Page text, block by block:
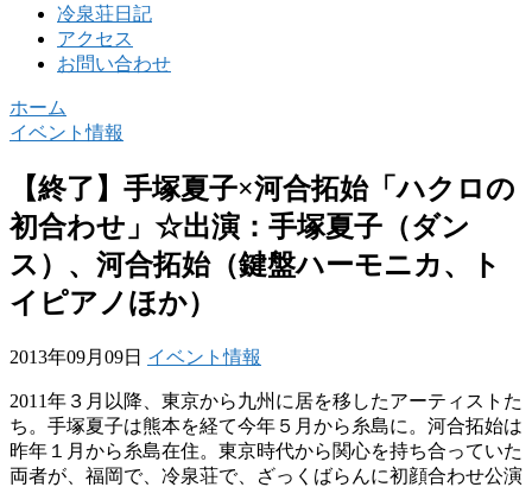
冷泉荘日記
アクセス
お問い合わせ
ホーム
イベント情報
【終了】手塚夏子×河合拓始「ハクロの
初合わせ」☆出演：手塚夏子（ダン
ス）、河合拓始（鍵盤ハーモニカ、ト
イピアノほか）
2013年09月09日 イベント情報
2011年３月以降、東京から九州に居を移したアーティストた
ち。手塚夏子は熊本を経て今年５月から糸島に。河合拓始は
昨年１月から糸島在住。東京時代から関心を持ち合っていた
両者が、福岡で、冷泉荘で、ざっくばらんに初顔合わせ公演